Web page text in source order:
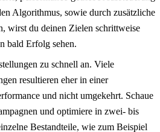
Algorithmus, sowie durch zusätzliche
wirst du deinen Zielen schrittweise
bald Erfolg sehen.
zu schnell an. Viele
resultieren eher in einer
und nicht umgekehrt. Schaue
und optimiere in zwei- bis
Bestandteile, wie zum Beispiel